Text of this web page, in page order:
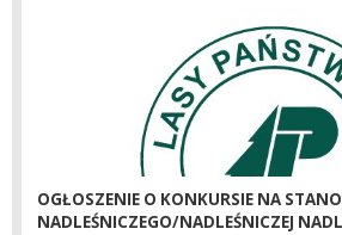
OGŁOSZENIE O KONKURSIE NA
NADLEŚNICZEGO/NADLEŚNICZEJ